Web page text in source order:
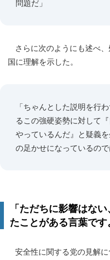
問題だ」
さらに次のようにも述べ
国に理解を示した。
「ちゃんとした説明を行
るこの強硬姿勢に対して
やっているんだ』と疑義
の足かせになっているので
「ただちに影響はな
たことがある言葉です
安全性に関する党の見解